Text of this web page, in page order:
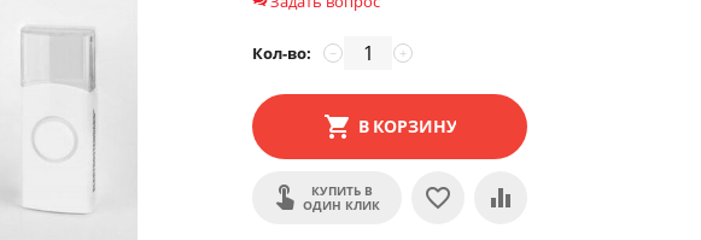
Кол-во: +
−
В КОРЗИНУ
КУПИТЬ В
ОДИН КЛИК